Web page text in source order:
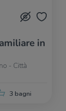
in
- Città
3 bagni